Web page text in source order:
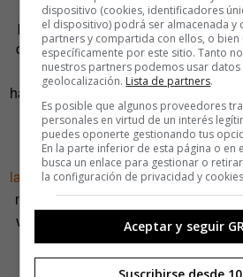
necesitarlo una red social
profesionales? Para aportar
contenidos.Por eso la empresa
del año pasado, un lector de
había conseguido un rápido
lo integró en su
A la lista se apuntará en breve
lanzamiento de Paper, una app que
noticias para competir con ideas
vez perdió terreno cuando Feedly
Google
dispositivo (cookies, identificadores
el dispositivo) podrá ser almacenada y
partners y compartida con ellos, o bien
específicamente por este sitio. Tanto
nuestros partners podemos usar datos
geolocalización. Lista de partners.
Es posible que algunos proveedores
personales en virtud de un interés
puedes oponerte gestionando tus
En la parte inferior de esta página o en
busca un enlace para gestionar o
la configuración de privacidad y
Aceptar y seguir